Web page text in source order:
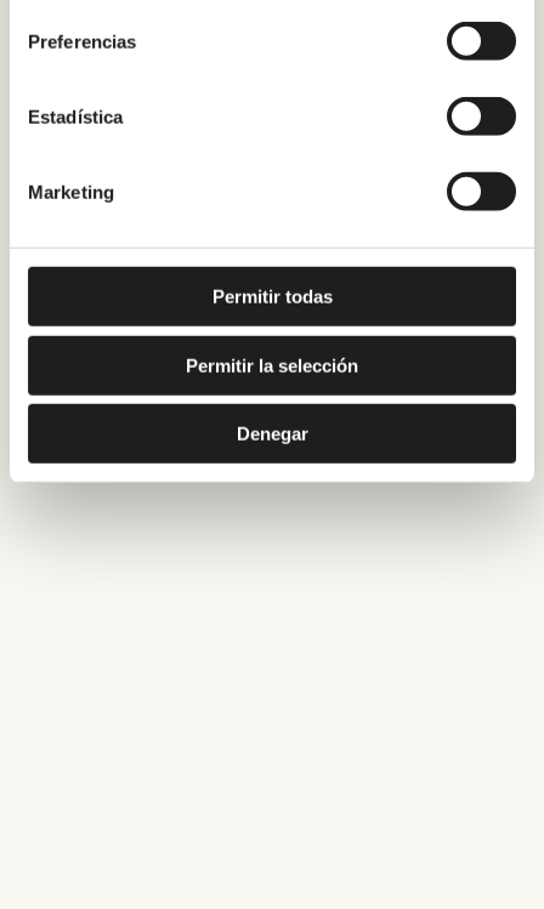
Preferencias
Estadística
Marketing
Permitir todas
Permitir la selección
Denegar